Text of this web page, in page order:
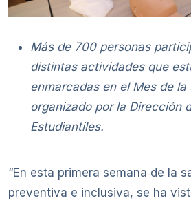
Más de 700 personas
distintas actividades que
enmarcadas en el Mes de la
organizado por la Dirección
Estudiantiles.
“En esta primera semana de la
preventiva e inclusiva, se ha